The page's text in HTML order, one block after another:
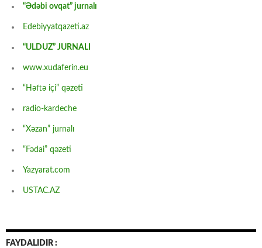
“Ədəbi ovqat” jurnalı
Edebiyyatqazeti.az
“ULDUZ” JURNALI
www.xudaferin.eu
“Həftə içi” qəzeti
radio-kardeche
“Xəzan” jurnalı
“Fədai” qəzeti
Yazyarat.com
USTAC.AZ
FAYDALIDIR :